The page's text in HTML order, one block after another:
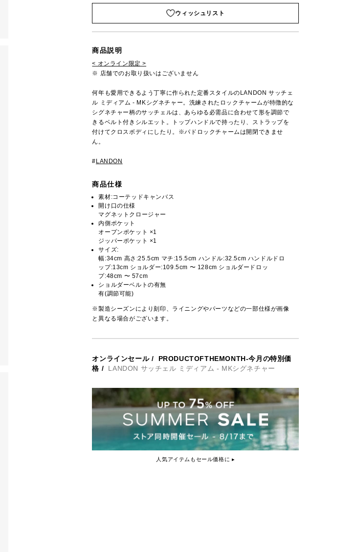
ウィッシュリスト
商品説明
< オンライン限定 >
※ 店舗でのお取り扱いはございません
何年も愛用できるよう丁寧に作られた定番スタイルのLANDON サッチェ
ル ミディアム - MKシグネチャー。洗練されたロックチャームが特徴的な
シグネチャー柄のサッチェルは、あらゆる必需品に合わせて形を調節で
きるベルト付きシルエット。トップハンドルで持ったり、ストラップを
付けてクロスボディにしたり。※パドロックチャームは開閉できませ
ん。
# LANDON
商品仕様
素材:コーテッドキャンバス
開け口の仕様
マグネットクロージャー
内側ポケット
オープンポケット ×1
ジッパーポケット ×1
サイズ:
幅:34cm 高さ:25.5cm マチ:15.5cm ハンドル:32.5cm ハンドルドロ
ップ:13cm ショルダー:109.5cm 〜 128cm ショルダードロッ
プ:48cm 〜 57cm
ショルダーベルトの有無
有(調節可能)
※製造シーズンにより刻印、ライニングやパーツなどの一部仕様が画像
と異なる場合がございます。
オンラインセール/
PRODUCTOFTHEMONTH-今月の特別価
格 / LANDON サッチェル ミディアム - MKシグネチャー
人気アイテムもセール価格に ▸